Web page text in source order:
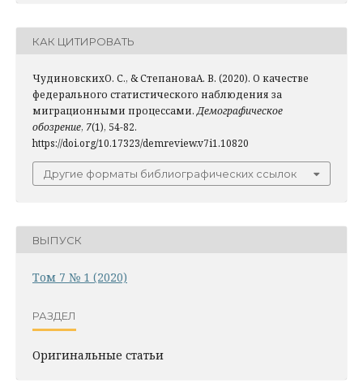
КАК ЦИТИРОВАТЬ
ЧудиновскихО. С., & СтепановаА. В. (2020). О качестве
федерального статистического наблюдения за
миграционными процессами.Демографическое
обозрение, 7(1), 54-82.
https://doi.org/10.17323/demreview.v7i1.10820
Другие форматы библиографических ссылок
ВЫПУСК
Том 7 № 1 (2020)
РАЗДЕЛ
Оригинальные статьи